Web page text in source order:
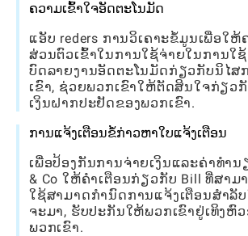
ຄວາມເຂົ້າໃຈອັດຕະໂນມັດ
ແອັບ reders ການວິເຄາະຂໍ້ມູນເພື່ອໃຫ້
ສ່ວນຕົວເຂົ້າໃນການໃຊ້ຈ່າຍໃນການໃ
ບົດລາຍງານອັດຕະໂນມັດກ່ຽວກັບນິໄສ
ເຂົາ, ຊ່ວຍພວກເຂົາໃຫ້ຕັດສິນໃຈກ່ຽວ
ເງິນຝາກປະຢັດຂອງພວກເຂົາ.
ການແຈ້ງເຕືອນຂໍ້ກ່າວຫາໃບແຈ້ງເຕືອນ
ເພື່ອປ້ອງກັນການຈ່າຍເງິນແລະຄ່າທໍານ
& Co ໃຫ້ຄໍາເຕືອນກ່ຽວກັບ Bill ທີ່ສາມ
ໃຊ້ສາມາດກໍານົດການແຈ້ງເຕືອນສໍາລັ
ຈະມາ, ຮັບປະກັນໃຫ້ພວກເຂົາຢູ່ເທິງຫົວ
ພວກເຂົາ.